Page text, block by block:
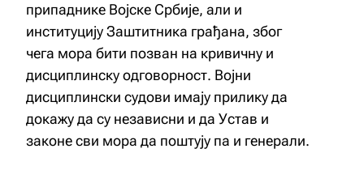
припаднике Војске Србије, али и
институцију Заштитника грађана, због
чега мора бити позван на кривичну и
дисциплинску одговорност. Војни
дисциплински судови имају прилику да
докажу да су независни и да Устав и
законе сви мора да поштују па и генерали.